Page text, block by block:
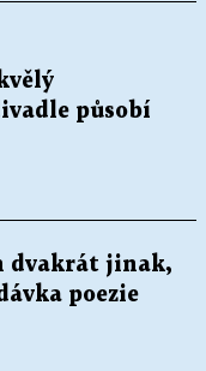
působí
dvakrát jinak,
poezie